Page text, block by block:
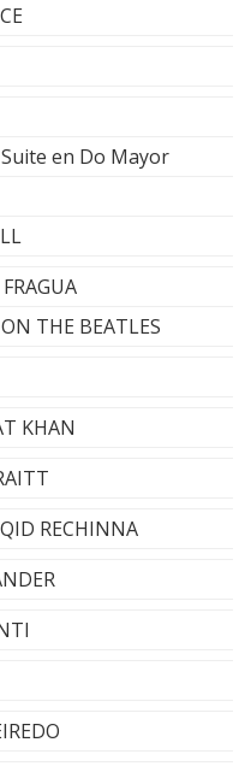
en Do Mayor
THE BEATLES
KHAN
RECHINNA